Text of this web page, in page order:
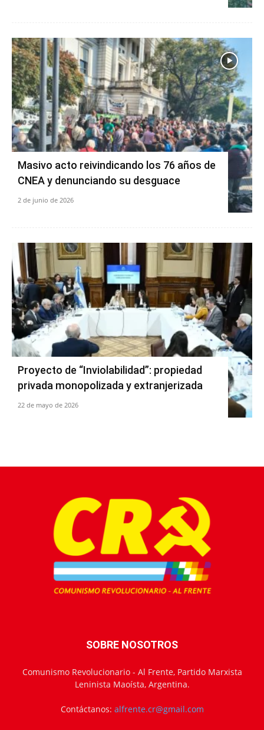
Masivo acto reivindicando los 76 años de
CNEA y denunciando su desguace
2 de junio de 2026
Proyecto de “Inviolabilidad”: propiedad
privada monopolizada y extranjerizada
22 de mayo de 2026
SOBRE NOSOTROS
Comunismo Revolucionario - Al Frente, Partido Marxista
Leninista Maoísta, Argentina.
Contáctanos: alfrente.cr@gmail.com